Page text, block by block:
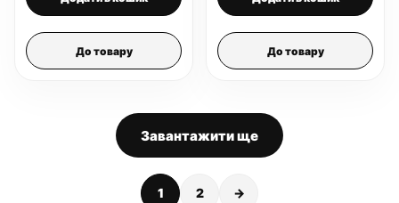
До товару До товару
Завантажити ще
1 2 →